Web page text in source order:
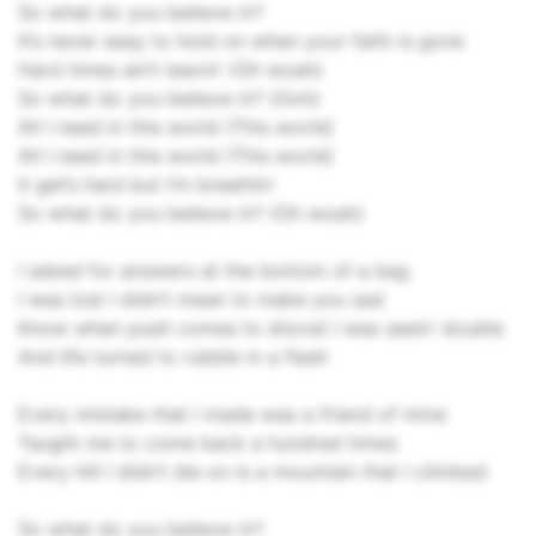
So what do you believe in?
It’s never easy to hold on when your faith is gone
Hard times ain’t leavin’ (Oh woah)
So what do you believe in? (Ooh)
All I need in this world (This world)
All I need in this world (This world)
It get’s hard but I’m breathin'
So what do you believe in? (Oh woah)
I asked for answers at the bottom of a bag
I was lost I didn’t mean to make you sad
Know when push comes to shovel I was seein’ double
And life turned to rubble in a flash
Every mistake that I made was a friend of mine
Taught me to come back a hundred times
Every hill I didn’t die on is a mountain that I climbed
So what do you believe in?